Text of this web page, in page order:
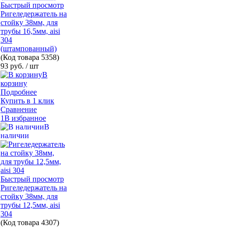
Быстрый просмотр
Ригеледержатель на
стойку 38мм, для
трубы 16,5мм, aisi
304
(штампованный)
(Код товара 5358)
93 руб. / шт
В
корзину
Подробнее
Купить в 1 клик
Сравнение
1В избранное
В
наличии
Быстрый просмотр
Ригеледержатель на
стойку 38мм, для
трубы 12,5мм, aisi
304
(Код товара 4307)